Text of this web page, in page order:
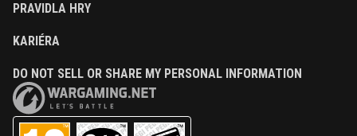
PRAVIDLA HRY
KARIÉRA
DO NOT SELL OR SHARE MY PERSONAL INFORMATION